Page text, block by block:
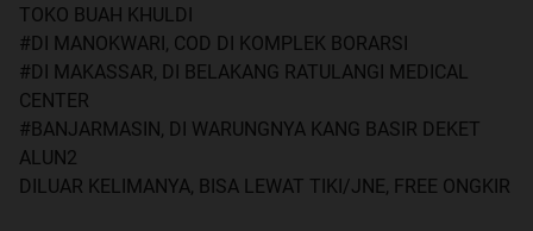
TOKO BUAH KHULDI
#DI MANOKWARI, COD DI KOMPLEK BORARSI
#DI MAKASSAR, DI BELAKANG RATULANGI MEDICAL
CENTER
#BANJARMASIN, DI WARUNGNYA KANG BASIR DEKET
ALUN2
DILUAR KELIMANYA, BISA LEWAT TIKI/JNE, FREE ONGKIR